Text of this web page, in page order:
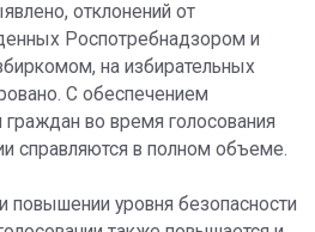
отклонений от
Роспотребнадзором и
на избирательных
С обеспечением
во время голосования
справляются в полном объеме.
повышении уровня безопасности